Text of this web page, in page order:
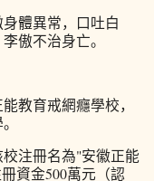
體異常，口吐白
傲不治身亡。
教育戒網癮學校，
注冊名為"安徽正能
資金500萬元（認